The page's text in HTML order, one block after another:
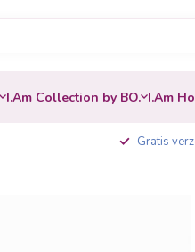
I.Am Collection by BO. I.Am
Gratis